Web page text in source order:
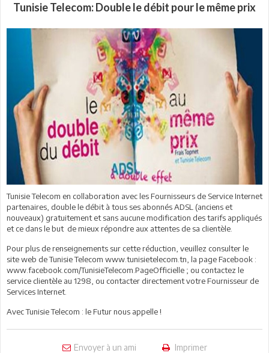
Tunisie Telecom: Double le débit pour le même prix
Tunisie Telecom en collaboration avec les Fournisseurs de Service Internet
partenaires, double le débit à tous ses abonnés ADSL (anciens et
nouveaux) gratuitement et sans aucune modification des tarifs appliqués
et ce dans le but de mieux répondre aux attentes de sa clientèle.
Pour plus de renseignements sur cette réduction, veuillez consulter le
site web de Tunisie Telecom www.tunisietelecom.tn, la page Facebook :
www.facebook.com/TunisieTelecom.PageOfficielle ; ou contactez le
service clientèle au 1298, ou contacter directement votre Fournisseur de
Services Internet.
Avec Tunisie Telecom : le Futur nous appelle !
Envoyer à un ami Imprimer